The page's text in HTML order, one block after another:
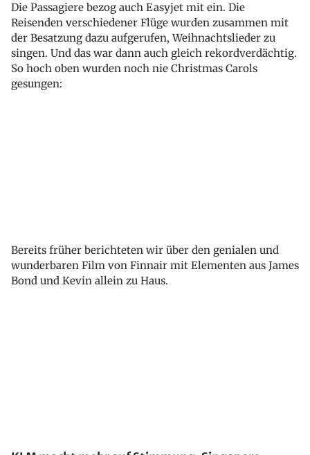
Die Passagiere bezog auch Easyjet mit ein. Die
Reisenden verschiedener Flüge wurden zusammen mit
der Besatzung dazu aufgerufen, Weihnachtslieder zu
singen. Und das war dann auch gleich rekordverdächtig.
So hoch oben wurden noch nie Christmas Carols
gesungen:
Bereits früher berichteten wir über den genialen und
wunderbaren Film von Finnair mit Elementen aus James
Bond und Kevin allein zu Haus.